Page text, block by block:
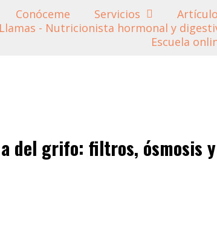
Conóceme Servicios
Escuela
del grifo: filtros, ósmosis